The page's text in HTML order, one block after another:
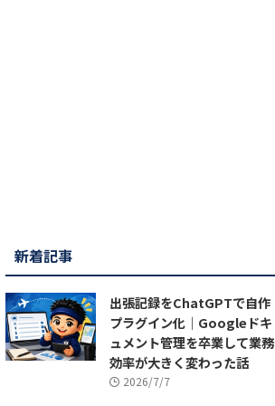
新着記事
出張記録をChatGPTで自作
プラグイン化｜Googleドキ
ュメント管理を卒業して業務
効率が大きく変わった話
2026/7/7